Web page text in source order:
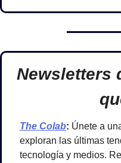
Newsletters
The Colab: Únete a
exploran las últimas
tecnología y medios.